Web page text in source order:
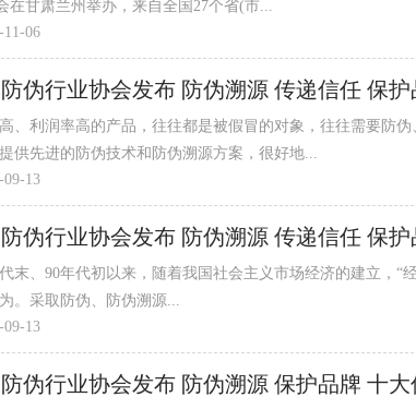
在甘肃兰州举办，来自全国27个省(市...
06
伪行业协会发布 防伪溯源 传递信任 保
、利润率高的产品，往往都是被假冒的对象，往往需要防
供先进的防伪技术和防伪溯源方案，很好地...
13
伪行业协会发布 防伪溯源 传递信任 保
、90年代初以来，随着我国社会主义市场经济的建立，“
。采取防伪、防伪溯源...
13
伪行业协会发布 防伪溯源 保护品牌 十大